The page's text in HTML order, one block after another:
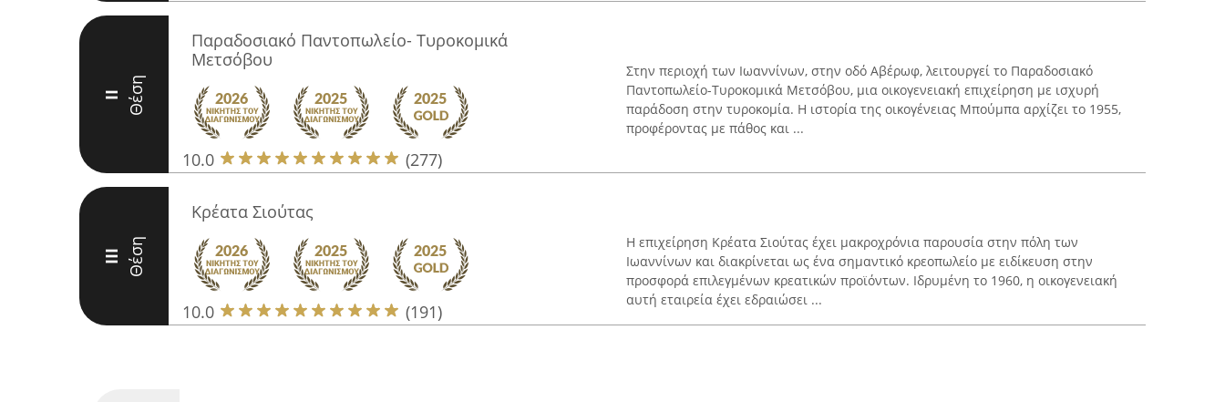
II Θέση
Παραδοσιακό Παντοπωλείο- Τυροκομικά
Μετσόβου
10.0 (277)
Στην περιοχή των Ιωαννίνων, στην οδό Αβέρωφ, λειτουργεί το Παραδοσιακό
Παντοπωλείο-Τυροκομικά Μετσόβου, μια οικογενειακή επιχείρηση με ισχυρή
παράδοση στην τυροκομία. Η ιστορία της οικογένειας Μπούμπα αρχίζει το 1955,
προφέροντας με πάθος και ...
III Θέση
Κρέατα Σιούτας
10.0 (191)
Η επιχείρηση Κρέατα Σιούτας έχει μακροχρόνια παρουσία στην πόλη των
Ιωαννίνων και διακρίνεται ως ένα σημαντικό κρεοπωλείο με ειδίκευση στην
προσφορά επιλεγμένων κρεατικών προϊόντων. Ιδρυμένη το 1960, η οικογενειακή
αυτή εταιρεία έχει εδραιώσει ...